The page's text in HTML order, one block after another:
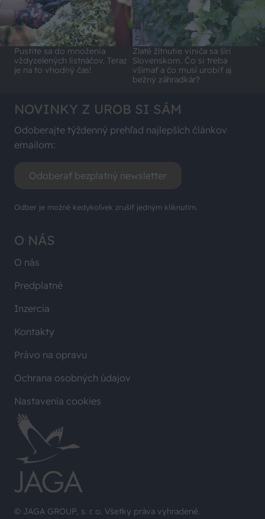
Pustite sa do množenia
vždyzelených listnáčov. Teraz
je na to vhodný čas!
Zlaté žltnutie viniča sa šíri
Slovenskom. Čo si treba
všímať a čo musí urobiť aj
bežný záhradkár?
© JAGA GROUP, s. r. o. Všetky práva vyhradené.
O NÁS
O nás
Predplatné
Inzercia
Kontakty
Právo na opravu
Ochrana osobných údajov
Nastavenia cookies
NOVINKY Z UROB SI SÁM
Odoberajte týždenný prehľad najlepších článkov
emailom:
Odoberať bezplatný newsletter
Odber je možné kedykoľvek zrušiť jedným kliknutím.